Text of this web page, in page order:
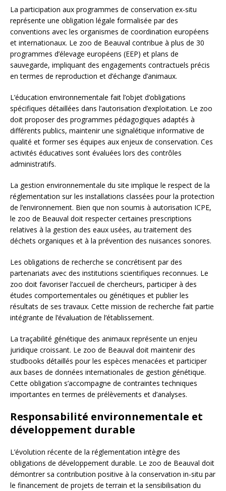
La participation aux programmes de conservation ex-situ
représente une obligation légale formalisée par des
conventions avec les organismes de coordination européens
et internationaux. Le zoo de Beauval contribue à plus de 30
programmes d’élevage européens (EEP) et plans de
sauvegarde, impliquant des engagements contractuels précis
en termes de reproduction et d’échange d’animaux.
L’éducation environnementale fait l’objet d’obligations
spécifiques détaillées dans l’autorisation d’exploitation. Le zoo
doit proposer des programmes pédagogiques adaptés à
différents publics, maintenir une signalétique informative de
qualité et former ses équipes aux enjeux de conservation. Ces
activités éducatives sont évaluées lors des contrôles
administratifs.
La gestion environnementale du site implique le respect de la
réglementation sur les installations classées pour la protection
de l’environnement. Bien que non soumis à autorisation ICPE,
le zoo de Beauval doit respecter certaines prescriptions
relatives à la gestion des eaux usées, au traitement des
déchets organiques et à la prévention des nuisances sonores.
Les obligations de recherche se concrétisent par des
partenariats avec des institutions scientifiques reconnues. Le
zoo doit favoriser l’accueil de chercheurs, participer à des
études comportementales ou génétiques et publier les
résultats de ses travaux. Cette mission de recherche fait partie
intégrante de l’évaluation de l’établissement.
La traçabilité génétique des animaux représente un enjeu
juridique croissant. Le zoo de Beauval doit maintenir des
studbooks détaillés pour les espèces menacées et participer
aux bases de données internationales de gestion génétique.
Cette obligation s’accompagne de contraintes techniques
importantes en termes de prélèvements et d’analyses.
Responsabilité environnementale et
développement durable
L’évolution récente de la réglementation intègre des
obligations de développement durable. Le zoo de Beauval doit
démontrer sa contribution positive à la conservation in-situ par
le financement de projets de terrain et la sensibilisation du